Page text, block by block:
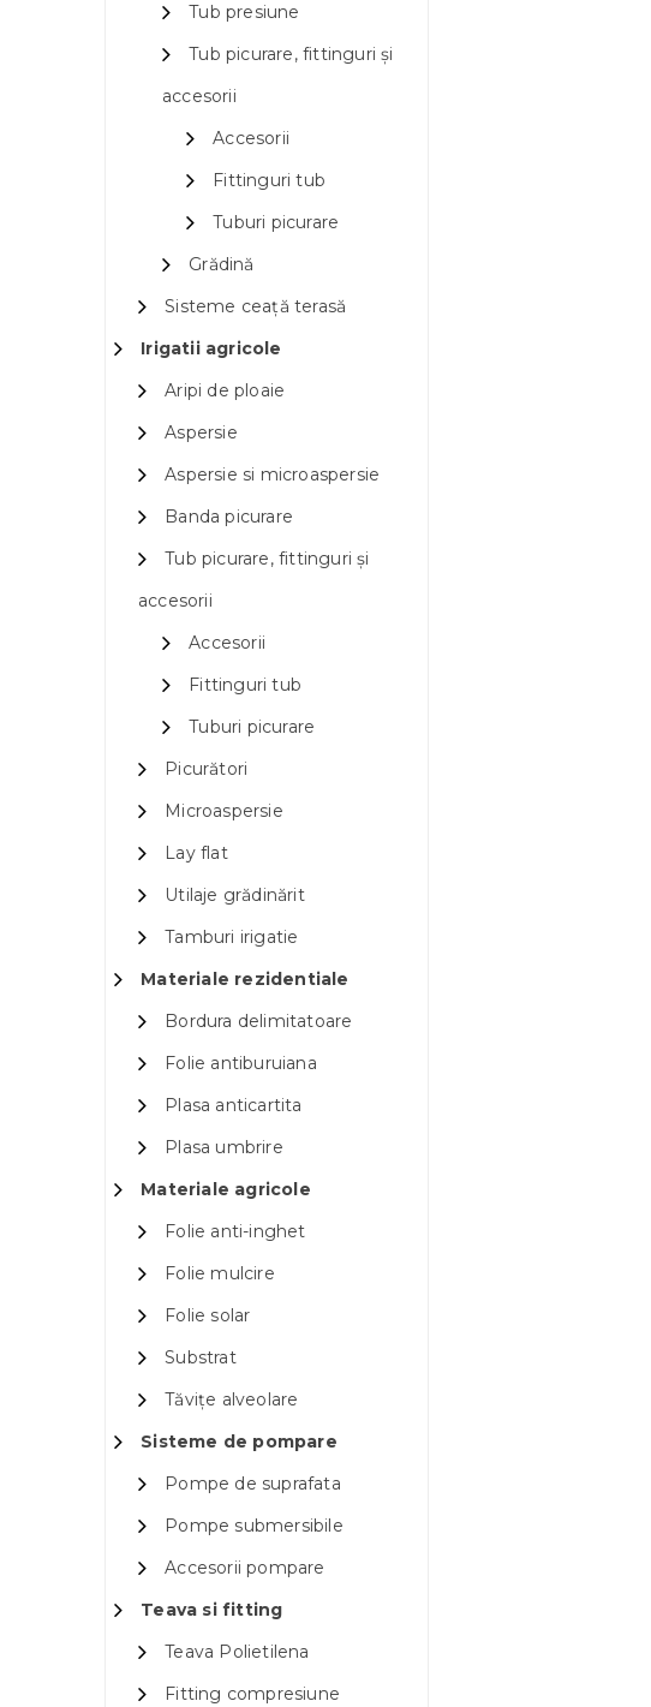
Tub presiune
Tub picurare, fittinguri și
accesorii
Accesorii
Fittinguri tub
Tuburi picurare
Grădină
Sisteme ceață terasă
Irigatii agricole
Aripi de ploaie
Aspersie
Aspersie si microaspersie
Banda picurare
Tub picurare, fittinguri și
accesorii
Accesorii
Fittinguri tub
Tuburi picurare
Picurători
Microaspersie
Lay flat
Utilaje grădinărit
Tamburi irigatie
Materiale rezidentiale
Bordura delimitatoare
Folie antiburuiana
Plasa anticartita
Plasa umbrire
Materiale agricole
Folie anti-inghet
Folie mulcire
Folie solar
Substrat
Tăvițe alveolare
Sisteme de pompare
Pompe de suprafata
Pompe submersibile
Accesorii pompare
Teava si fitting
Teava Polietilena
Fitting compresiune